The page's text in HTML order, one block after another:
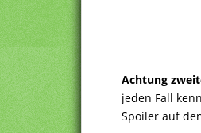
Achtung
jeden Fall
Spoiler auf